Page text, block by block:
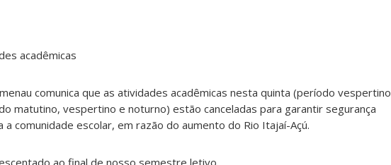
acadêmicas
comunica que as atividades acadêmicas nesta quinta (período vespertino
matutino, vespertino e noturno) estão canceladas para garantir segurança
comunidade escolar, em razão do aumento do Rio Itajaí-Açú.